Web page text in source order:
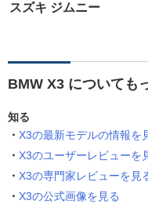
スズキ ジムニー
BMW X3 についても
知る
X3の最新モデルの情報を
X3のユーザーレビューを
X3の専門家レビューを見
X3の公式画像を見る